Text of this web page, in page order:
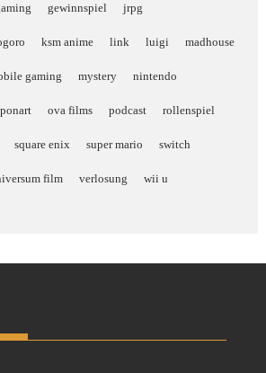
gewinnspiel jrpg
ksm anime link luigi madhouse
gaming mystery nintendo
ova films podcast rollenspiel
square enix super mario switch
film verlosung wii u